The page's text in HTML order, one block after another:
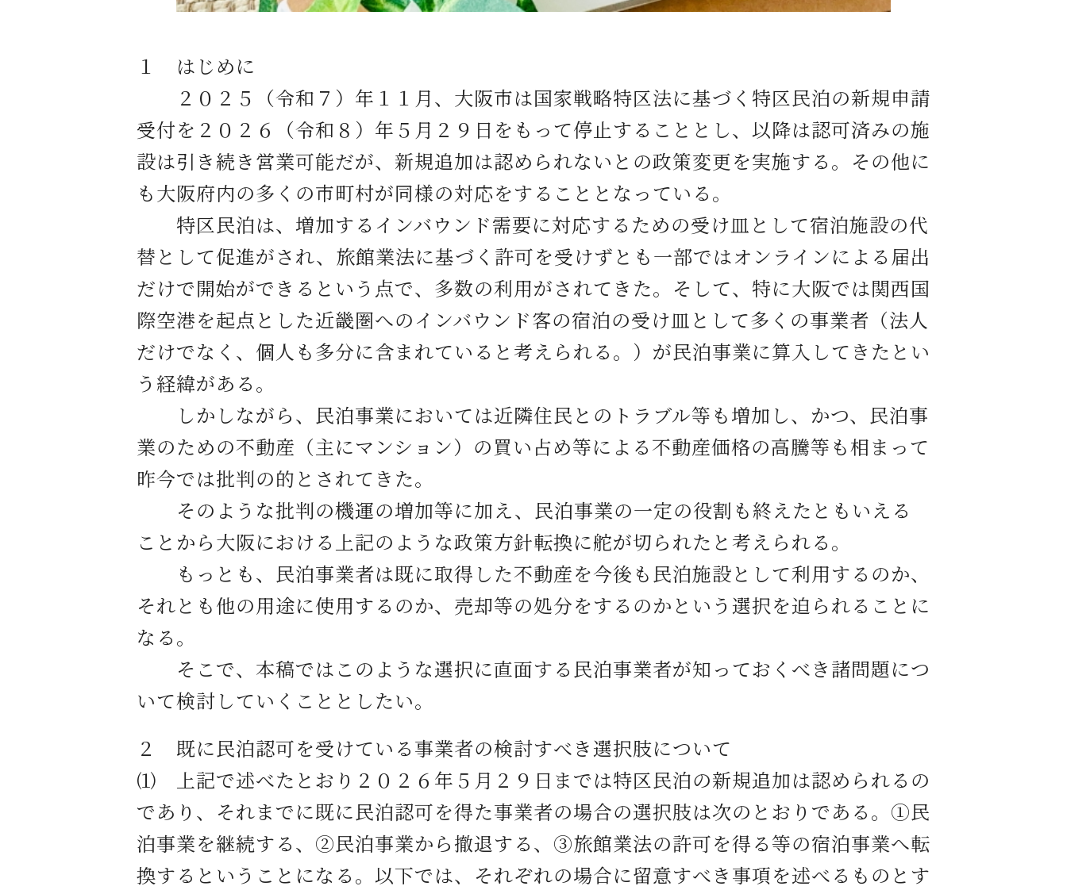
１ はじめに
２０２５（令和７）年１１月、大阪市は国家戦略特区法に基づく特区民泊の新規申請
受付を２０２６（令和８）年５月２９日をもって停止することとし、以降は認可済みの施
設は引き続き営業可能だが、新規追加は認められないとの政策変更を実施する。その他に
も大阪府内の多くの市町村が同様の対応をすることとなっている。
特区民泊は、増加するインバウンド需要に対応するための受け皿として宿泊施設の代
替として促進がされ、旅館業法に基づく許可を受けずとも一部ではオンラインによる届出
だけで開始ができるという点で、多数の利用がされてきた。そして、特に大阪では関西国
際空港を起点とした近畿圏へのインバウンド客の宿泊の受け皿として多くの事業者（法人
だけでなく、個人も多分に含まれていると考えられる。）が民泊事業に算入してきたとい
う経緯がある。
しかしながら、民泊事業においては近隣住民とのトラブル等も増加し、かつ、民泊事
業のための不動産（主にマンション）の買い占め等による不動産価格の高騰等も相まって
昨今では批判の的とされてきた。
そのような批判の機運の増加等に加え、民泊事業の一定の役割も終えたともいえる
ことから大阪における上記のような政策方針転換に舵が切られたと考えられる。
もっとも、民泊事業者は既に取得した不動産を今後も民泊施設として利用するのか、
それとも他の用途に使用するのか、売却等の処分をするのかという選択を迫られることに
なる。
そこで、本稿ではこのような選択に直面する民泊事業者が知っておくべき諸問題につ
いて検討していくこととしたい。
２ 既に民泊認可を受けている事業者の検討すべき選択肢について
⑴ 上記で述べたとおり２０２６年５月２９日までは特区民泊の新規追加は認められるの
であり、それまでに既に民泊認可を得た事業者の場合の選択肢は次のとおりである。①民
泊事業を継続する、②民泊事業から撤退する、③旅館業法の許可を得る等の宿泊事業へ転
換するということになる。以下では、それぞれの場合に留意すべき事項を述べるものとす